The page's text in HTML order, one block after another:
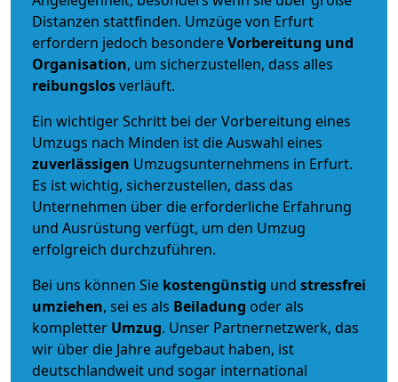
Distanzen stattfinden. Umzüge von Erfurt
erfordern jedoch besondereVorbereitung und
Organisation, um sicherzustellen, dass alles
reibungslosverläuft.
Ein wichtiger Schritt bei der Vorbereitung eines
Umzugs nach Minden ist die Auswahl eines
zuverlässigen Umzugsunternehmens in Erfurt.
Es ist wichtig, sicherzustellen, dass das
Unternehmen über die erforderliche Erfahrung
und Ausrüstung verfügt, um den Umzug
erfolgreich durchzuführen.
Bei uns können Sie kostengünstig und stressfrei
umziehen, sei es als Beiladung oder als
kompletter Umzug. Unser Partnernetzwerk, das
wir über die Jahre aufgebaut haben, ist
deutschlandweit und sogar international